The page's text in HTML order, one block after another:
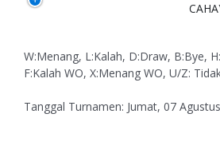
W:Menang, L:Kalah, D:Draw, B:Bye,
F:Kalah WO, X:Menang WO, U/Z:
Tanggal Turnamen: Jumat, 07